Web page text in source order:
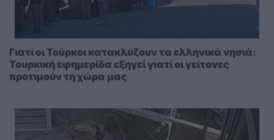
Γιατί οι Τούρκοι κατακλύζουν τα ελληνικά νησιά:
Τουρκική εφημερίδα εξηγεί γιατί οι γείτονες
προτιμούν τη χώρα μας